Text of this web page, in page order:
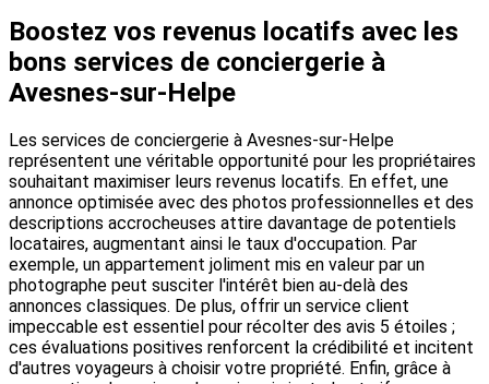
Boostez vos revenus locatifs avec les
bons services de conciergerie à
Avesnes-sur-Helpe
Les services de conciergerie à Avesnes-sur-Helpe
représentent une véritable opportunité pour les propriétaires
souhaitant maximiser leurs revenus locatifs. En effet, une
annonce optimisée avec des photos professionnelles et des
descriptions accrocheuses attire davantage de potentiels
locataires, augmentant ainsi le taux d'occupation. Par
exemple, un appartement joliment mis en valeur par un
photographe peut susciter l'intérêt bien au-delà des
annonces classiques. De plus, offrir un service client
impeccable est essentiel pour récolter des avis 5 étoiles ;
ces évaluations positives renforcent la crédibilité et incitent
d'autres voyageurs à choisir votre propriété. Enfin, grâce à